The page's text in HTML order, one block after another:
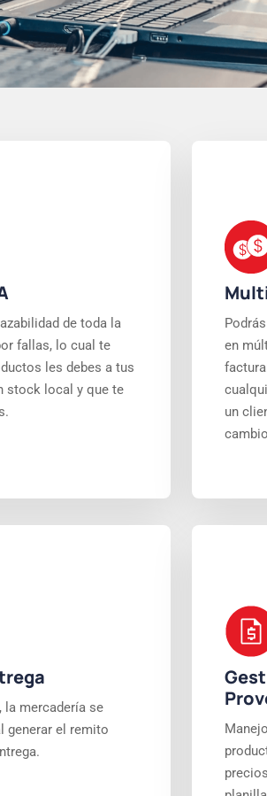
de toda la
fallas, lo cual te
les debes a tus
stock local y que te
en
un
la mercadería se
generar el remito